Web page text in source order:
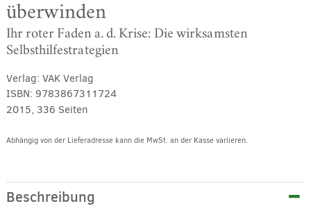
überwinden
Ihr roter Faden a. d. Krise: Die wirksamsten
Selbsthilfestrategien
Verlag: VAK Verlag
ISBN: 9783867311724
2015, 336 Seiten
Abhängig von der Lieferadresse kann die MwSt. an der Kasse variieren.
Beschreibung